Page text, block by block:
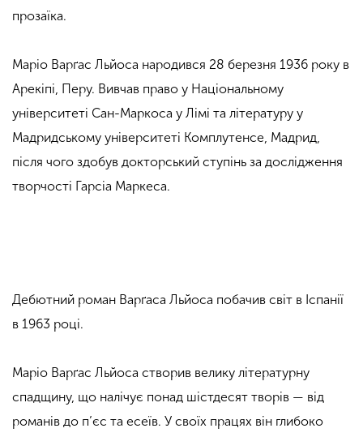
прозаїка.
Маріо Варґас Льйоса народився 28 березня 1936 року в
Арекіпі, Перу. Вивчав право у Національному
університеті Сан-Маркоса у Лімі та літературу у
Мадридському університеті Комплутенсе, Мадрид,
після чого здобув докторський ступінь за дослідження
творчості Гарсіа Маркеса.
Дебютний роман Варґаса Льйоса побачив світ в Іспанії
в 1963 році.
Маріо Варґас Льйоса створив велику літературну
спадщину, що налічує понад шістдесят творів — від
романів до п’єс та есеїв. У своїх працях він глибоко